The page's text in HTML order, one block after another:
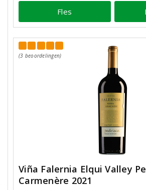
Fles
(3 beoordelingen)
Viña Falernia Elqui Valley
Carmenère 2021